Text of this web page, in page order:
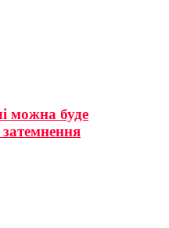
можна буде
затемнення